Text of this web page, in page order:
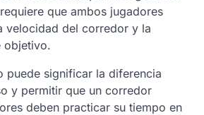
que ambos jugadores
velocidad del corredor y la
objetivo.
puede significar la diferencia
y permitir que un corredor
deben practicar su tiempo en